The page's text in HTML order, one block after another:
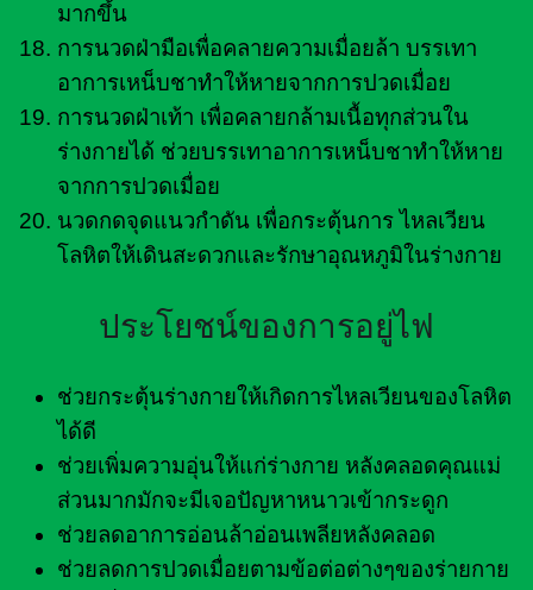
มากขึ้น
การนวดฝ่ามือเพื่อคลายความเมื่อยล้า บรรเทา
อาการเหน็บชาทำให้หายจากการปวดเมื่อย
การนวดฝ่าเท้า เพื่อคลายกล้ามเนื้อทุกส่วนใน
ร่างกายได้ ช่วยบรรเทาอาการเหน็บชาทำให้หาย
จากการปวดเมื่อย
นวดกดจุดแนวกำดัน เพื่อกระตุ้นการ ไหลเวียน
โลหิตให้เดินสะดวกและรักษาอุณหภูมิในร่างกาย
ประโยชน์ของการอยู่ไฟ
ช่วยกระตุ้นร่างกายให้เกิดการไหลเวียนของโลหิต
ได้ดี
ช่วยเพิ่มความอุ่นให้แก่ร่างกาย หลังคลอดคุณแม่
ส่วนมากมักจะมีเจอปัญหาหนาวเข้ากระดูก
ช่วยลดอาการอ่อนล้าอ่อนเพลียหลังคลอด
ช่วยลดการปวดเมื่อยตามข้อต่อต่างๆของร่ายกาย